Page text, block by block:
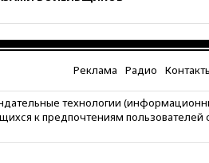
впервые совершил
вчера, 19:19Россиянка
Альпах
вчера, 19:00
горение на складе в
ликвидировано
Реклама Радио
технологии
к предпочтениям